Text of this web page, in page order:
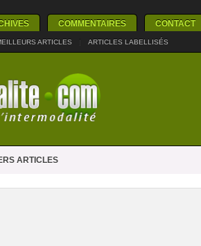
COMMENTAIRES CONTACT
ARTICLES | ARTICLES LABELLISÉS
ARTICLES